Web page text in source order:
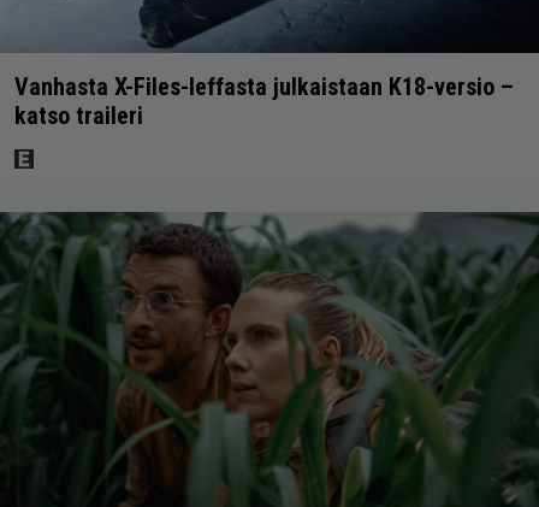
Vanhasta X-Files-leffasta julkaistaan K18-versio –
katso traileri